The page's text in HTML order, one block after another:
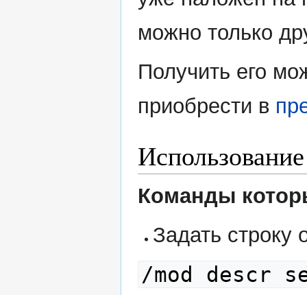
можно только
Получить его
приобрести в
Использование
Команды
Задать строку
/mod descr